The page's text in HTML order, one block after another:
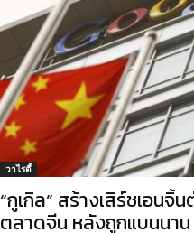
วาไรตี้
“กูเกิล” สร้างเสิร์ชเอนจิ้น
ตลาดจีน หลังถูกแบนนา